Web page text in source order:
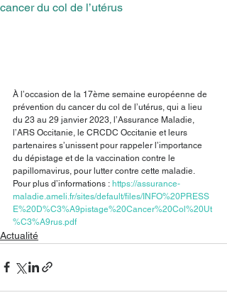
cancer du col de l’utérus
À l’occasion de la 17ème semaine européenne de
prévention du cancer du col de l’utérus, qui a lieu
du 23 au 29 janvier 2023, l’Assurance Maladie,
l’ARS Occitanie, le CRCDC Occitanie et leurs
partenaires s’unissent pour rappeler l’importance
du dépistage et de la vaccination contre le
papillomavirus, pour lutter contre cette maladie.
Pour plus d’informations : https://assurance-
maladie.ameli.fr/sites/default/files/INFO%20PRESS
E%20D%C3%A9pistage%20Cancer%20Col%20Ut
%C3%A9rus.pdf
Actualité